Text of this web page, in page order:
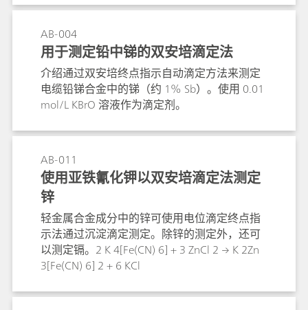
系统。这张简报展示了一种快速、稳定和可靠
的IC-MS/MS方法，通过将瑞士万通940专业型
离子色谱仪器与 SCIEX的高端MS/MS系统
QTRAP 6500+联用，检测HAAs和其他离子分析
物。该联用系统可以进行检测痕量HAA的检
测，检出限在0.02μg/mL至0.2μg/L之间。这种
检测方法完全满足欧盟饮用水指南中规定的灵
一氯乙酸、二氯乙酸、三氯乙酸、一溴乙酸和
二溴乙酸的最大残留水平（MRL）为60
mg/mL。
AB-004
用于测定铅中锑的双安培滴定法
介绍通过双安培终点指示自动滴定方法来测定
电缆铅锑合金中的锑（约 1% Sb）。使用 0.01
mol/L KBrO 溶液作为滴定剂。
AB-011
使用亚铁氰化钾以双安培滴定法测定
锌
轻金属合金成分中的锌可使用电位滴定终点指
示法通过沉淀滴定测定。除锌的测定外，还可
以测定镉。2 K 4[Fe(CN) 6] + 3 ZnCl 2 → K 2Zn
3[Fe(CN) 6] 2 + 6 KCl